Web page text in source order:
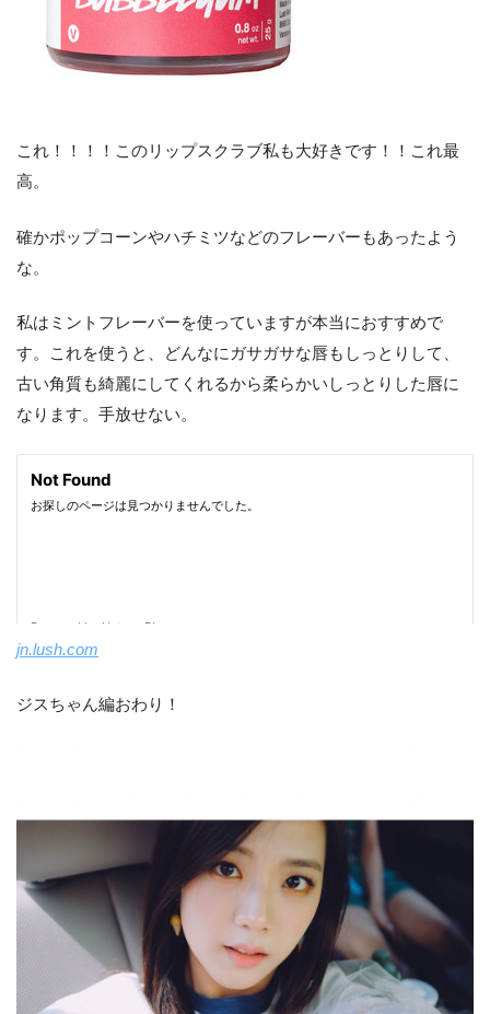
これ！！！！このリップスクラブ私も大好きです！！これ最
高。
確かポップコーンやハチミツなどのフレーバーもあったよう
な。
私はミントフレーバーを使っていますが本当におすすめで
す。これを使うと、どんなにガサガサな唇もしっとりして、
古い角質も綺麗にしてくれるから柔らかいしっとりした唇に
なります。手放せない。
jn.lush.com
ジスちゃん編おわり！